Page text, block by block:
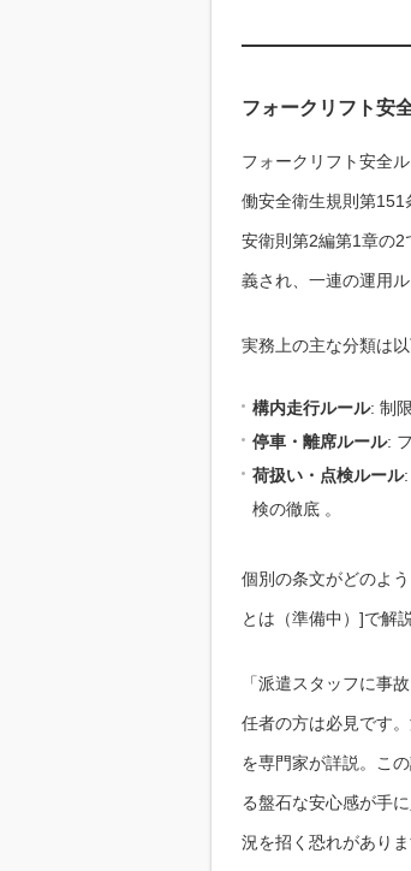
フォークリフト安
フォークリフト安全
働安全衛生規則第151
安衛則第2編第1章の2
義され、一連の運用
実務上の主な分類は以
構内走行ルール: 制
停車・離席ルール:
荷扱い・点検ルール:
検の徹底 。
個別の条文がどのよ
とは（準備中）]で解
「派遣スタッフに事
任者の方は必見です
を専門家が詳説。こ
る盤石な安心感が手
況を招く恐れがあり